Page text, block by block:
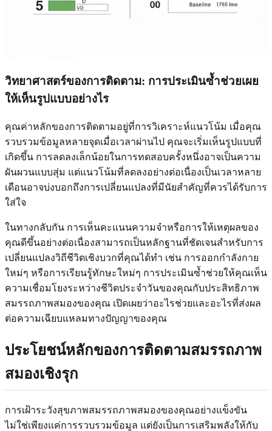
วิทยาศาสตร์ของการติดตาม: การประเมินซ้ำช่วยเผย
ให้เห็นรูปแบบอย่างไร
คุณค่าหลักของการติดตามอยู่ที่การวิเคราะห์แนวโน้ม เมื่อคุณ
รวบรวมข้อมูลหลายจุดเมื่อเวลาผ่านไป คุณจะเริ่มเห็นรูปแบบที่
เกิดขึ้น การลดลงเล็กน้อยในการทดสอบครั้งหนึ่งอาจเป็นความ
ผันผวนแบบสุ่ม แต่แนวโน้มที่ลดลงอย่างต่อเนื่องเป็นเวลาหลาย
เดือนอาจบ่งบอกถึงการเปลี่ยนแปลงที่มีนัยสำคัญที่ควรได้รับการ
ใส่ใจ
ในทางกลับกัน การเห็นคะแนนความจำหรือการให้เหตุผลของ
คุณดีขึ้นอย่างต่อเนื่องสามารถเป็นหลักฐานที่ชัดเจนสำหรับการ
เปลี่ยนแปลงวิถีชีวิตเชิงบวกที่คุณได้ทำ เช่น การออกกำลังกาย
ใหม่ๆ หรือการเรียนรู้ทักษะใหม่ๆ การประเมินซ้ำช่วยให้คุณเห็น
ความเชื่อมโยงระหว่างชีวิตประจำวันของคุณกับประสิทธิภาพ
สมรรถภาพสมองของคุณ เปิดเผยว่าอะไรช่วยและอะไรที่ส่งผล
ต่อความเฉียบแหลมทางปัญญาของคุณ
ประโยชน์หลักของการติดตามสมรรถภาพ
สมองเชิงรุก
การเฝ้าระวังสุขภาพสมรรถภาพสมองของคุณอย่างแข็งขัน
ไม่ใช่เพียงแค่การรวบรวมข้อมูล แต่ยังเป็นการเสริมพลังให้กับ